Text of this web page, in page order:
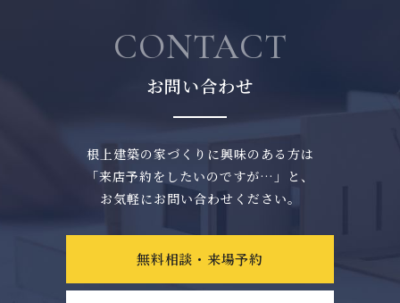
CONTACT
お問い合わせ
根上建築の家づくりに興味のある方は
「来店予約をしたいのですが…」と、
お気軽にお問い合わせください。
無料相談・来場予約